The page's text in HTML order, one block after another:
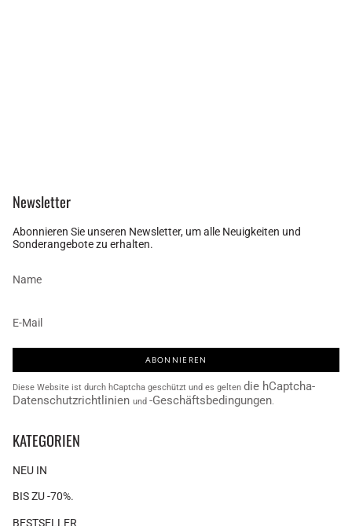
Newsletter
Abonnieren Sie unseren Newsletter, um alle Neuigkeiten und
Sonderangebote zu erhalten.
ABONNIEREN
Diese Website ist durch hCaptcha geschützt und es gelten die hCaptcha-
Datenschutzrichtlinien und -Geschäftsbedingungen.
KATEGORIEN
NEU IN
BIS ZU -70%.
BESTSELLER